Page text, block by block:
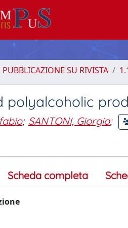
PUBBLICAZIONE SU RIVISTA
polyalcoholic
; SANTONI, Giorgio;
Scheda completa